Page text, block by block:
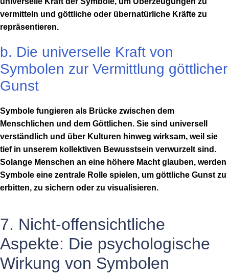
vermitteln und göttliche oder übernatürliche Kräfte zu
repräsentieren.
b. Die universelle Kraft von
Symbolen zur Vermittlung göttlicher
Gunst
Symbole fungieren als Brücke zwischen dem
Menschlichen und dem Göttlichen. Sie sind universell
verständlich und über Kulturen hinweg wirksam, weil sie
tief in unserem kollektiven Bewusstsein verwurzelt sind.
Solange Menschen an eine höhere Macht glauben, werden
Symbole eine zentrale Rolle spielen, um göttliche Gunst zu
erbitten, zu sichern oder zu visualisieren.
7. Nicht-offensichtliche
Aspekte: Die psychologische
Wirkung von Symbolen